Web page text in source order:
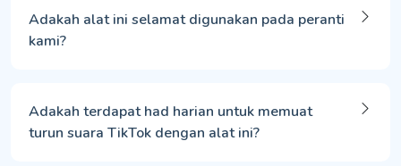
Adakah alat ini selamat digunakan pada peranti
kami?
Adakah terdapat had harian untuk memuat
turun suara TikTok dengan alat ini?